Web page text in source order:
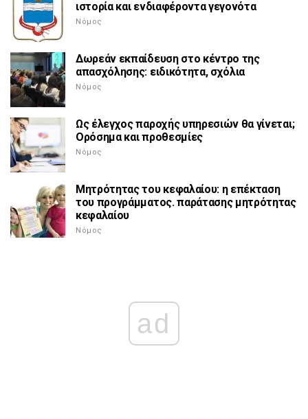
ιστορία και ενδιαφέροντα γεγονότα
Νόμος
Δωρεάν εκπαίδευση στο κέντρο της
απασχόλησης: ειδικότητα, σχόλια
Νόμος
Ως έλεγχος παροχής υπηρεσιών θα γίνεται;
Ορόσημα και προθεσμίες
Νόμος
Μητρότητας του κεφαλαίου: η επέκταση
του προγράμματος. παράτασης μητρότητας
κεφαλαίου
Νόμος
ad